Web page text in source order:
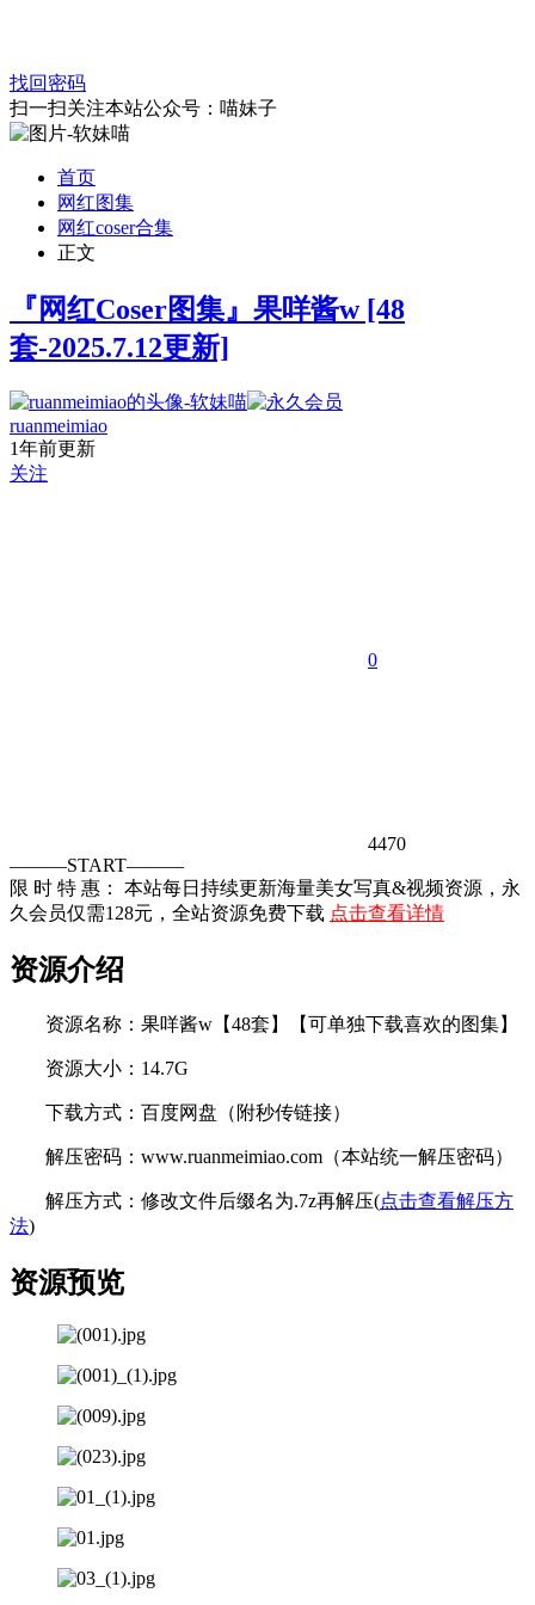
找回密码
扫一扫关注本站公众号：喵妹子
首页
网红图集
网红coser合集
正文
『网红Coser图集』果咩酱w [48
套-2025.7.12更新]
ruanmeimiao
1年前更新
关注
0
4470
———START———
限 时 特 惠： 本站每日持续更新海量美女写真&视频资源，永
久会员仅需128元，全站资源免费下载 点击查看详情
资源介绍
资源名称：果咩酱w【48套】【可单独下载喜欢的图集】
资源大小：14.7G
下载方式：百度网盘（附秒传链接）
解压密码：www.ruanmeimiao.com（本站统一解压密码）
解压方式：修改文件后缀名为.7z再解压(点击查看解压方
法)
资源预览